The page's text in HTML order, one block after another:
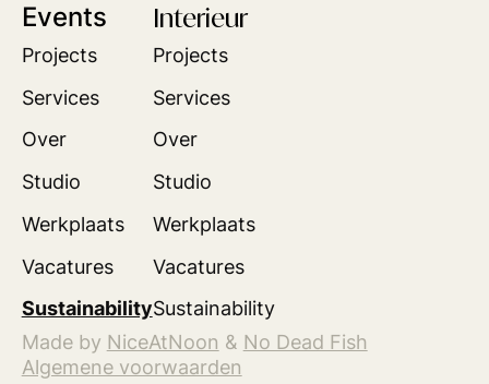
Events
Projects
Services
Over
Studio
Werkplaats
Vacatures
Sustainability
Interieur
Projects
Services
Over
Studio
Werkplaats
Vacatures
Sustainability
Algemene voorwaarden
Made by NiceAtNoon & No Dead Fish